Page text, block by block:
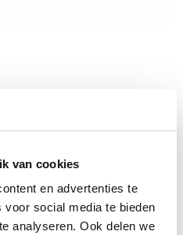
van cookies
en advertenties te
social media te bieden
analyseren. Ook delen we
D100, heeft een maatbereik
ingezet in de